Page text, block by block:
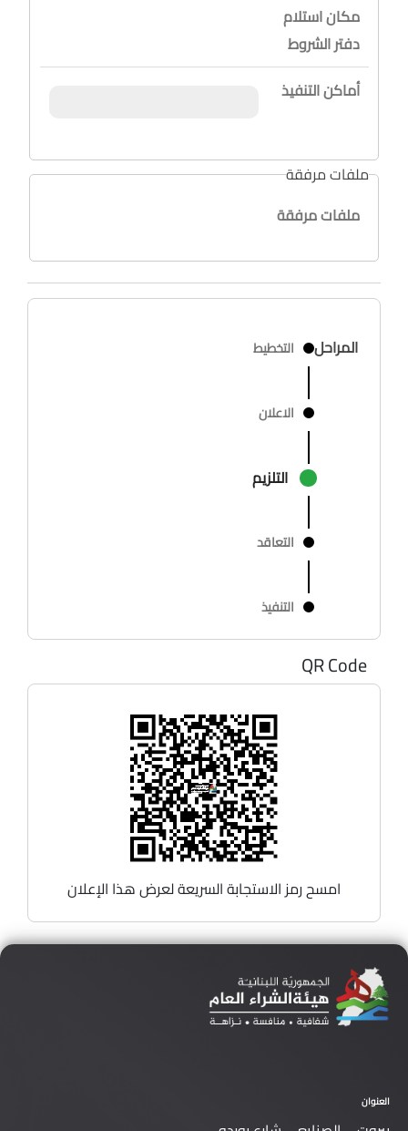
مكان استلام
دفتر الشروط
أماكن التنفيذ
ملفات مرفقة
ملفات مرفقة
المراحل التخطيط
الاعلان
التلزيم
التعاقد
التنفيذ
QR Code
امسح رمز الاستجابة السريعة لعرض هذا الإعلان
العنوان